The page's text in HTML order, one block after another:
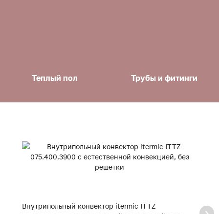
Теплый пол Трубы и фитинги
Внутрипольный конвектор itermic ITTZ